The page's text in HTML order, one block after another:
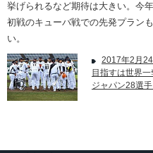
挙げられるなど期待は大きい。今
初戦のキューバ戦での先発プラン
い。
2017年2月24
目指すは世界
ジャパン28選